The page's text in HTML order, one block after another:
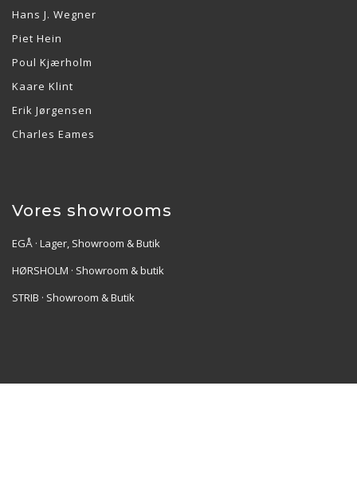
Hans J. Wegner
Piet Hein
Poul Kjærholm
Kaare Klint
Erik Jørgensen
Charles Eames
Vores showrooms
EGÅ · Lager, Showroom & Butik
HØRSHOLM · Showroom & butik
STRIB · Showroom & Butik